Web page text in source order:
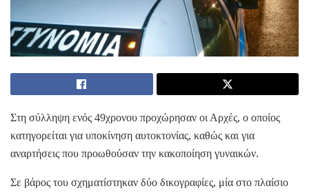
Στη σύλληψη ενός 49χρονου προχώρησαν οι Αρχές, ο οποίος
κατηγορείται για υποκίνηση αυτοκτονίας, καθώς και για
αναρτήσεις που προωθούσαν την κακοποίηση γυναικών.
Σε βάρος του σχηματίστηκαν δύο δικογραφίες, μία στο πλαίσιο